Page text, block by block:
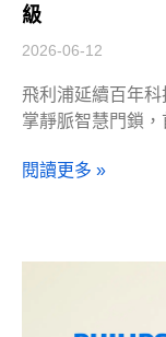
級
2026-06-12
飛利浦延續百年
掌靜脈智慧門鎖，
閱讀更多 »